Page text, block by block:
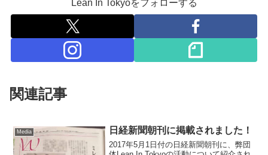
Lean In Tokyoをフォローする
関連記事
Media 日経新聞朝刊に掲載されました！
2017年5月1日付の日経新聞朝刊に、弊団